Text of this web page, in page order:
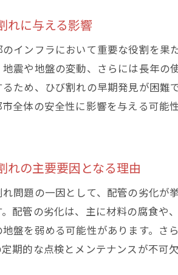
れに与える影響
インフラにおいて重要な役割を
震や地盤の変動、さらには長年
ため、ひび割れの早期発見が困
全体の安全性に影響を与える可
れの主要要因となる理由
問題の一因として、配管の劣化
配管の劣化は、主に材料の腐食や
盤を弱める可能性があります。
期的な点検とメンテナンスが不可